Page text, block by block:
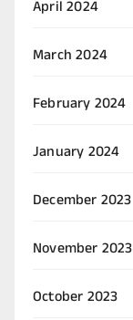
April 2024
March 2024
February 2024
January 2024
December 2023
November 2023
October 2023